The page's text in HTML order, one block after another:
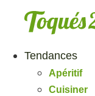
Tendances
Apéritif
Cuisiner